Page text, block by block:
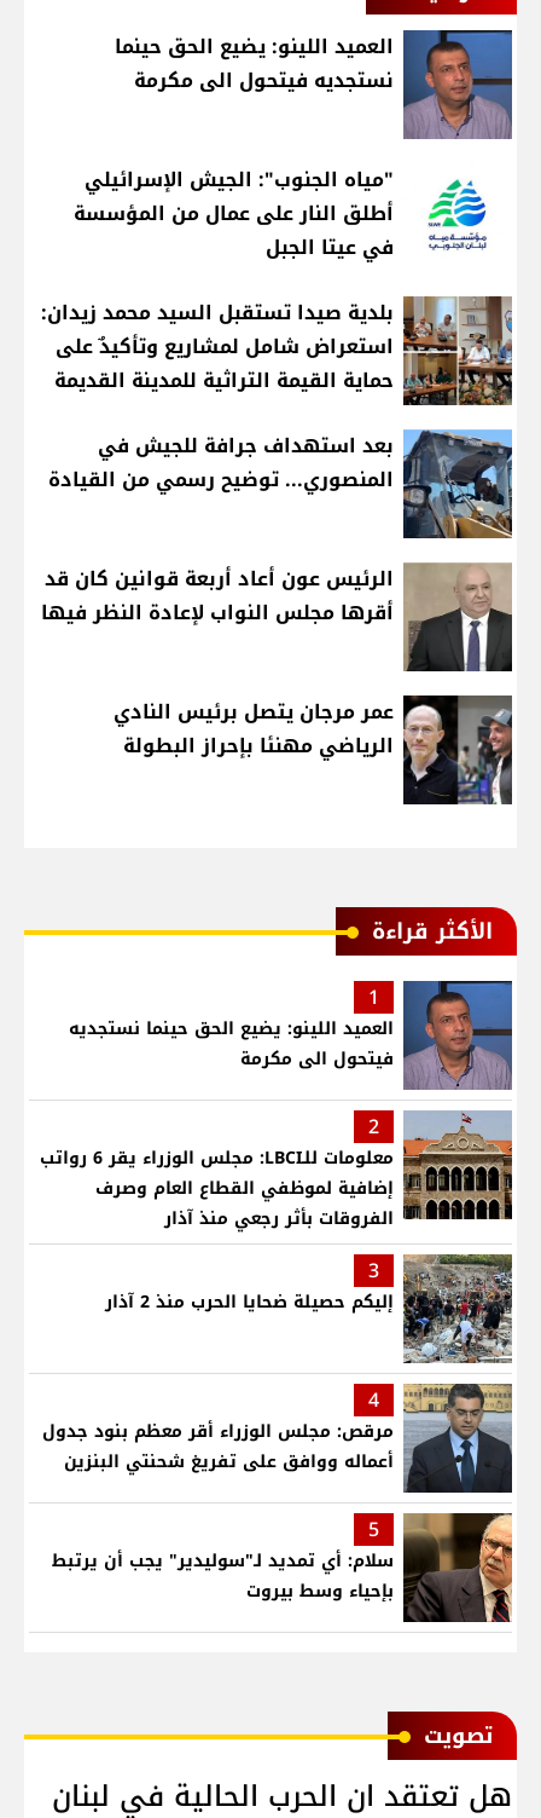
العميد اللينو: يضيع الحق حينما
نستجديه فيتحول الى مكرمة
"مياه الجنوب": الجيش الإسرائيلي
أطلق النار على عمال من المؤسسة
في عيتا الجبل
بلدية صيدا تستقبل السيد محمد زيدان:
استعراض شامل لمشاريع وتأكيدٌ على
حماية القيمة التراثية للمدينة القديمة
بعد استهداف جرافة للجيش في
المنصوري... توضيح رسمي من القيادة
الرئيس عون أعاد أربعة قوانين كان قد
أقرها مجلس النواب لإعادة النظر فيها
عمر مرجان يتصل برئيس النادي
الرياضي مهنئا بإحراز البطولة
الأكثر قراءة
1
العميد اللينو: يضيع الحق حينما نستجديه
فيتحول الى مكرمة
2
معلومات للـLBCI: مجلس الوزراء يقر 6 رواتب
إضافية لموظفي القطاع العام وصرف
الفروقات بأثر رجعي منذ آذار
3
إليكم حصيلة ضحايا الحرب منذ 2 آذار
4
مرقص: مجلس الوزراء أقر معظم بنود جدول
أعماله ووافق على تفريغ شحنتي البنزين
5
سلام: أي تمديد لـ"سوليدير" يجب أن يرتبط
بإحياء وسط بيروت
ﺗﺼﻮﻳﺖ
هل تعتقد ان الحرب الحالية في لبنان